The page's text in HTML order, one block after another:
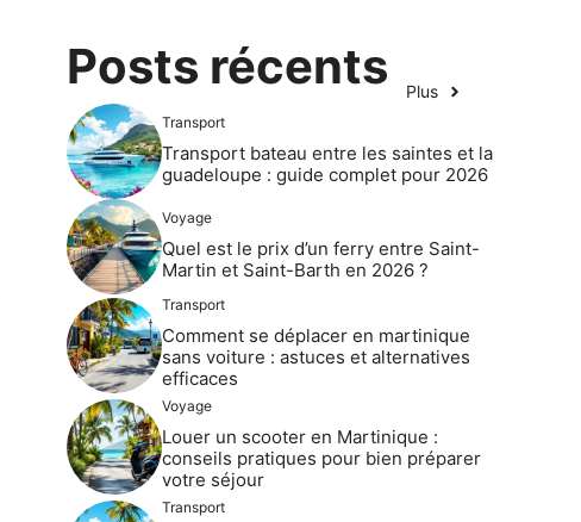
Posts récents Plus
Transport
Transport bateau entre les saintes et la
guadeloupe : guide complet pour 2026
Voyage
Quel est le prix d’un ferry entre Saint-
Martin et Saint-Barth en 2026 ?
Transport
Comment se déplacer en martinique
sans voiture : astuces et alternatives
efficaces
Voyage
Louer un scooter en Martinique :
conseils pratiques pour bien préparer
votre séjour
Transport